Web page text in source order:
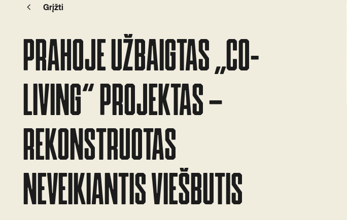
Grįžti
PRAHOJE UŽBAIGTAS „CO-
LIVING“ PROJEKTAS –
REKONSTRUOTAS
NEVEIKIANTIS VIEŠBUTIS